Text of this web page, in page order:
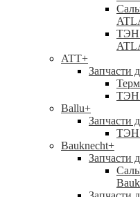
ТЭН
ATT+
Запчасти
ТЭН
Ballu+
Запчасти
ТЭН
Bauknecht+
Запчасти